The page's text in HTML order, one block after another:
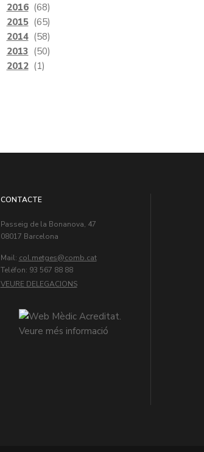
2016 (68)
2015 (65)
2014 (58)
2013 (50)
2012 (1)
CONTACTE
Passeig de la Bonanova, 47
08017 Barcelona
Mail: col.metges
Teléfon: 93 567 88 88
VEURE DELEGACIONS